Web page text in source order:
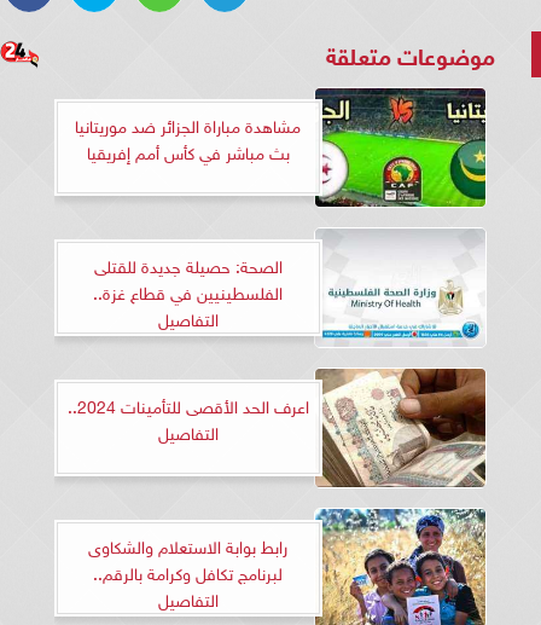
موضوعات متعلقة
مشاهدة مباراة الجزائر ضد موريتانيا
بث مباشر في كأس أمم إفريقيا
الصحة: حصيلة جديدة للقتلى
الفلسطينيين في قطاع غزة..
التفاصيل
اعرف الحد الأقصى للتأمينات 2024..
التفاصيل
رابط بوابة الاستعلام والشكاوى
لبرنامج تكافل وكرامة بالرقم..
التفاصيل